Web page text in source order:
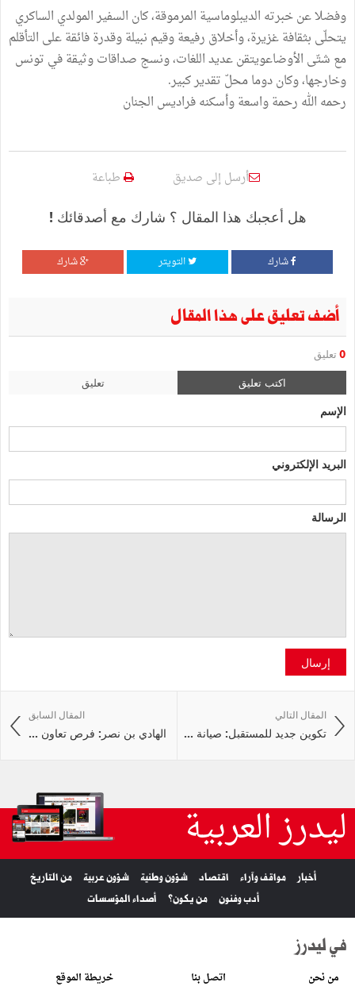
وفضلا عن خبرته الديبلوماسية المرموقة، كان السفير المولدي الساكري
يتحلّى بثقافة غزيرة، وأخلاق رفيعة وقيم نبيلة وقدرة فائقة على التأقلم
مع شتّى الأوضاعويتقن عديد اللغات، ونسج صداقات وثيقة في تونس
وخارجها، وكان دوما محلّ تقدير كبير.
رحمه الله رحمة واسعة وأسكنه فراديس الجنان
أرسل إلى صديق طباعة
هل أعجبك هذا المقال ؟ شارك مع أصدقائك !
شارك التويتر شارك
أضف تعليق على هذا المقال
0 تعليق
اكتب تعليق تعليق
الإسم
البريد الإلكتروني
الرسالة
إرسال
المقال السابق
الهادي بن نصر: فرص تعاون ...
المقال التالي
تكوين جديد للمستقبل: صيانة ...
ليدرز العربية
أخبار مواقف وآراء اقتصاد شؤون وطنية شؤون عربية
من التاريخ
أدب وفنون
من يكون؟ أصداء المؤسسات
في ليدرز
من نحن اتصل بنا خريطة الموقع